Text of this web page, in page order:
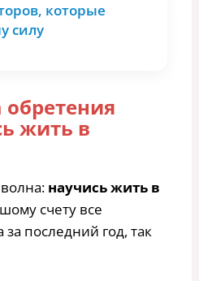
которые
силу
обретения
жить в
научись жить в
счету все
последний год, так